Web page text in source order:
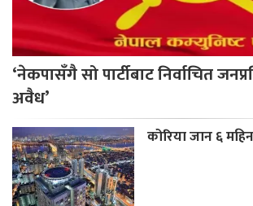
‘नेकपासँगै सो पार्टीबाट निर्वाचित
अवैध’
कोरिया जान ६